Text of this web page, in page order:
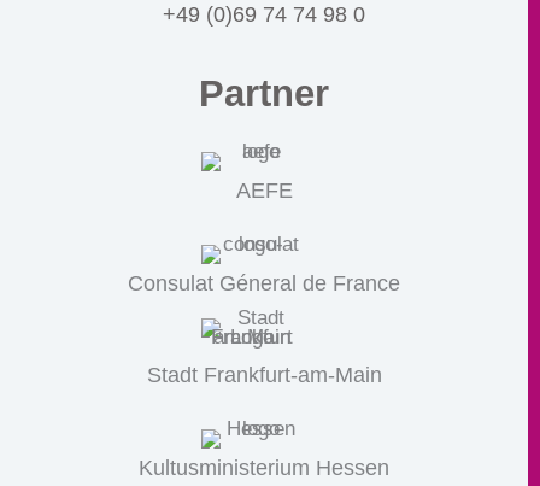
+49 (0)69 74 74 98 0
Partner
AEFE
Consulat Géneral de France
Stadt Frankfurt-am-Main
Kultusministerium Hessen